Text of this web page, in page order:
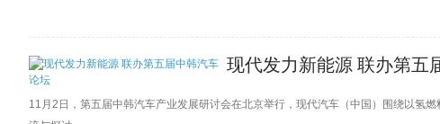
现代发力新能源 联办第五
11月2日，第五届中韩汽车产业发展研讨会在北京举行，现代汽车（中国）围绕以氢